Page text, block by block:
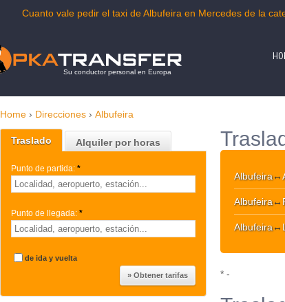
Cuanto vale pedir el taxi de Albufeira en Mercedes de la
Su conductor personal en Europa
Home › Direcciones › Albufeira
Traslado Alquiler por horas
Punto de partida: *
Punto de llegada: *
de ida y vuelta
Albufeira↔
Albufeira↔
Albufeira↔
* -